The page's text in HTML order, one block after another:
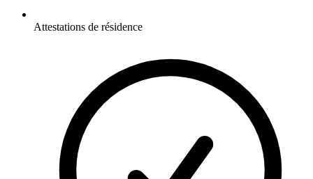
Attestations de résidence